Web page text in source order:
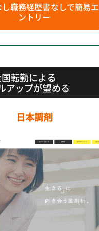
職務経歴書なしで簡易エ
ントリー
転勤による
アップが望める
日本調剤